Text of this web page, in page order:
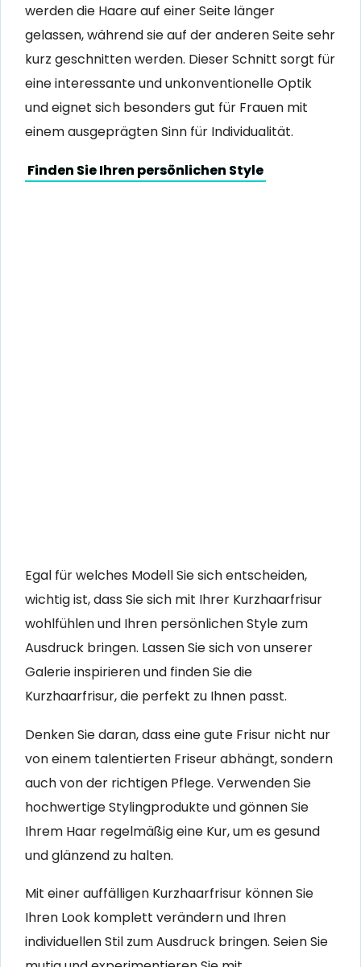
werden die Haare auf einer Seite länger
gelassen, während sie auf der anderen Seite sehr
kurz geschnitten werden. Dieser Schnitt sorgt für
eine interessante und unkonventionelle Optik
und eignet sich besonders gut für Frauen mit
einem ausgeprägten Sinn für Individualität.
Finden Sie Ihren persönlichen Style
Egal für welches Modell Sie sich entscheiden,
wichtig ist, dass Sie sich mit Ihrer Kurzhaarfrisur
wohlfühlen und Ihren persönlichen Style zum
Ausdruck bringen. Lassen Sie sich von unserer
Galerie inspirieren und finden Sie die
Kurzhaarfrisur, die perfekt zu Ihnen passt.
Denken Sie daran, dass eine gute Frisur nicht nur
von einem talentierten Friseur abhängt, sondern
auch von der richtigen Pflege. Verwenden Sie
hochwertige Stylingprodukte und gönnen Sie
Ihrem Haar regelmäßig eine Kur, um es gesund
und glänzend zu halten.
Mit einer auffälligen Kurzhaarfrisur können Sie
Ihren Look komplett verändern und Ihren
individuellen Stil zum Ausdruck bringen. Seien Sie